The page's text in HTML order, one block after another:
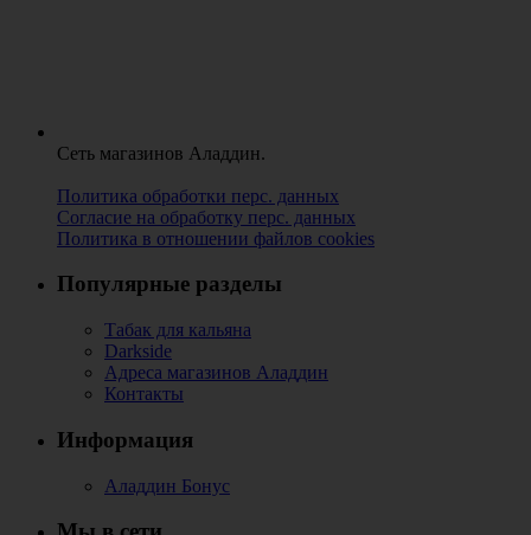
Сеть магазинов Аладдин.
Политика обработки перс. данных
Согласие на обработку перс. данных
Политика в отношении файлов cookies
Популярные разделы
Табак для кальяна
Darkside
Адреса магазинов Аладдин
Контакты
Информация
Аладдин Бонус